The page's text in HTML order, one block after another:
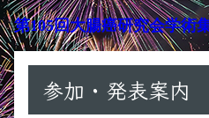
第105回大腸癌研究会学術
参加・発表案内